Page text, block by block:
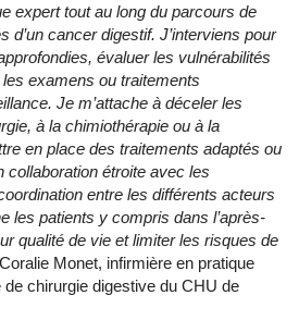
expert tout au long du parcours de
d’un cancer digestif. J’interviens pour
évaluer les vulnérabilités
examens ou traitements
Je m’attache à déceler les
à la chimiothérapie ou à la
en place des traitements adaptés ou
collaboration étroite avec les
entre les différents acteurs
les patients y compris dans l’après-
qualité de vie et limiter les risques de
Monet, infirmière en pratique
chirurgie digestive du CHU de